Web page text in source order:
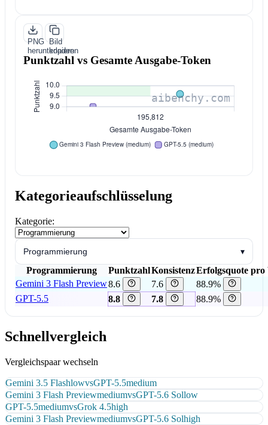
PNG
herunterladen
Bild
kopieren
Punktzahl vs Gesamte Ausgabe-Token
Kategorieaufschlüsselung
Kategorie:
Programmierung ▾
Programmierung PunktzahlKonsistenzErfolgsquote pro
Gemini 3 Flash Preview8.6 7.6
88.9%
GPT-5.5
8.8 7.8 88.9%
Schnellvergleich
Vergleichspaar wechseln
Gemini 3.5 FlashlowvsGPT-5.5medium
Gemini 3 Flash PreviewmediumvsGPT-5.6 Sollow
GPT-5.5mediumvsGrok 4.5high
Gemini 3 Flash PreviewmediumvsGPT-5.6 Solhigh